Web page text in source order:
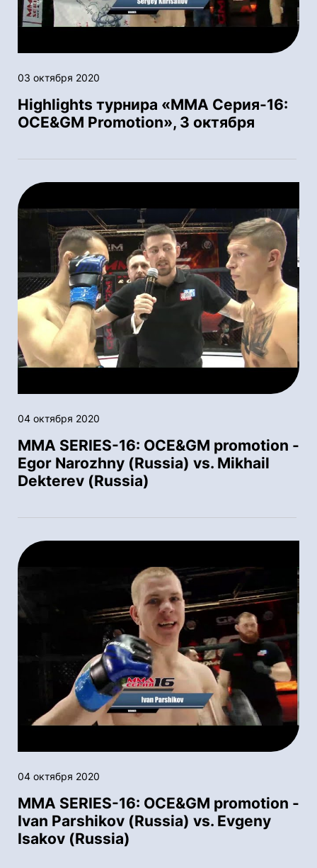
03 октября 2020
Highlights турнира «ММА Серия-16:
OCE&GM Promotion», 3 октября
04 октября 2020
MMA SERIES-16: OСE&GM promotion -
Egor Narozhny (Russia) vs. Mikhail
Dekterev (Russia)
04 октября 2020
MMA SERIES-16: OСE&GM promotion -
Ivan Parshikov (Russia) vs. Evgeny
Isakov (Russia)